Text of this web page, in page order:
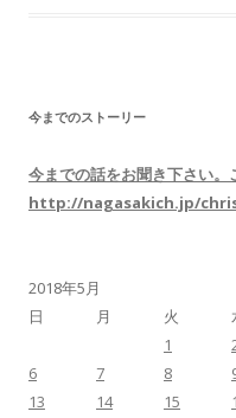
今までのストーリー
今までの話をお聞き下さい。
http://nagasakich.jp/
2018年5月
日
月 火
1
6
7 8
13
14 15